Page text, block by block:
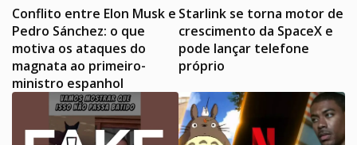
Conflito entre Elon Musk e
Pedro Sánchez: o que
motiva os ataques do
magnata ao primeiro-
ministro espanhol
Starlink se torna motor de
crescimento da SpaceX e
pode lançar telefone
próprio